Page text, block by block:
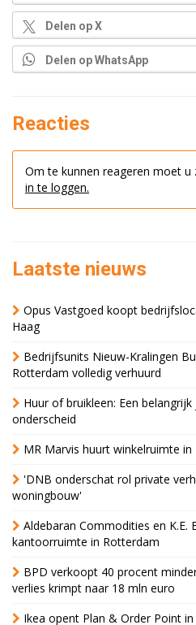
Delen op X
Delen op WhatsApp
Reacties
Om te kunnen reageren moet u
in te loggen.
Laatste nieuws
Opus Vastgoed koopt
Haag
Bedrijfsunits Nieuw-Kralingen
Rotterdam volledig verhuurd
Huur of bruikleen: Een belangrijk
onderscheid
MR Marvis huurt winkelruimte in
'DNB onderschat rol private
woningbouw'
Aldebaran Commodities en K.E.
kantoorruimte in Rotterdam
BPD verkoopt 40 procent
verlies krimpt naar 18 mln euro
Ikea opent Plan & Order Point in